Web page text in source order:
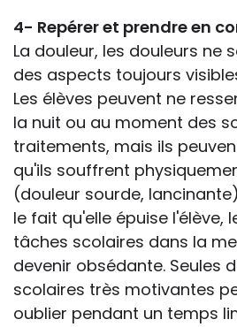
4- Repérer et prendre en
La douleur, les douleurs ne
des aspects toujours
Les élèves peuvent ne
la nuit ou au moment des
traitements, mais ils
qu'ils souffrent
(douleur sourde,
le fait qu'elle épuise l'élève,
tâches scolaires dans la
devenir obsédante. Seules
scolaires très motivantes
oublier pendant un temps